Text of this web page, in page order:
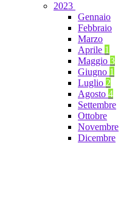
2023
Gennaio
Febbraio
Marzo
Aprile 1
Maggio 3
Giugno 1
Luglio 2
Agosto 4
Settembre
Ottobre
Novembre
Dicembre